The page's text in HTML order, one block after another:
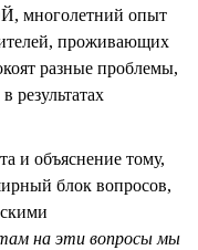
опыт
проживающих
разные проблемы,
результатах
и объяснение тому,
блок вопросов,
на эти вопросы мы